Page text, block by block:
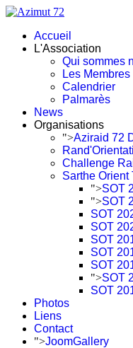
Accueil
L'Association
Qui sommes
Les Membres
Calendrier
Palmarès
News
Organisations
">Aziraid 72
Challenge
Sarthe Orient
">SOT
">SOT
SOT
SOT
SOT
SOT
SOT
">SOT
SOT
Photos
Liens
Contact
">JoomGallery